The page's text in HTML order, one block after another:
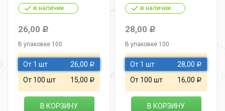
в наличии
26,00 Р
В упаковке 100
От 1 шт 26,00 Р
От 100 шт 15,00 Р
В КОРЗИНУ
в наличии
28,00 Р
В упаковке 100
От 1 шт 28,00 Р
От 100 шт 16,00 Р
В КОРЗИНУ